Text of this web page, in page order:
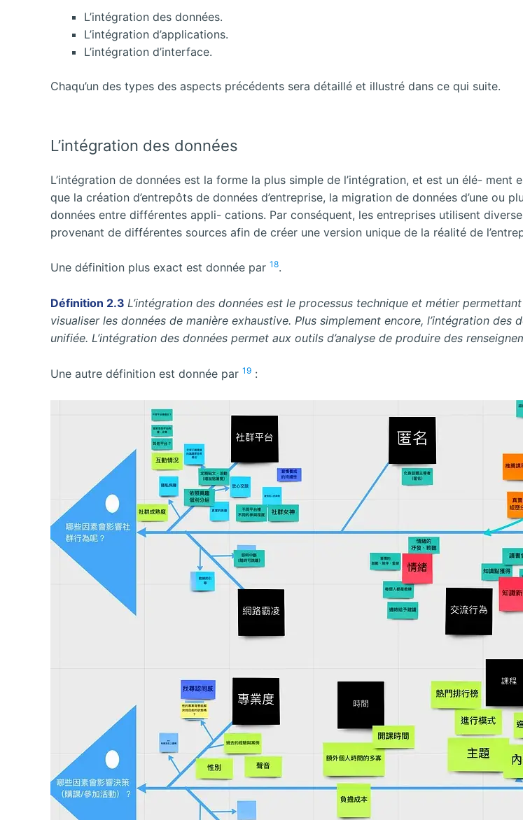
L’intégration des données.
L’intégration d’applications.
L’intégration d’interface.
Chaqu’un des types des aspects précédents sera détaillé et illustré dans ce qui suite.
L’intégration des données
L’intégration de données est la forme la plus simple de l’intégration, et est un élé-
que la création d’entrepôts de données d’entreprise, la migration de données d’une ou
données entre différentes appli- cations. Par conséquent, les entreprises utilisent
provenant de différentes sources afin de créer une version unique de la réalité de
Une définition plus exact est donnée par 18.
Définition 2.3 L’intégration des données est le processus technique et métier
visualiser les données de manière exhaustive. Plus simplement encore, l’intégration
unifiée. L’intégration des données permet aux outils d’analyse de produire des
Une autre définition est donnée par 19 :